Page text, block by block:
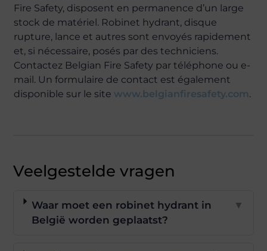
Fire Safety, disposent en permanence d’un large
stock de matériel. Robinet hydrant, disque
rupture, lance et autres sont envoyés rapidement
et, si nécessaire, posés par des techniciens.
Contactez Belgian Fire Safety par téléphone ou e-
mail. Un formulaire de contact est également
disponible sur le site www.belgianfiresafety.com.
Veelgestelde vragen
Waar moet een robinet hydrant in
België worden geplaatst?
▼